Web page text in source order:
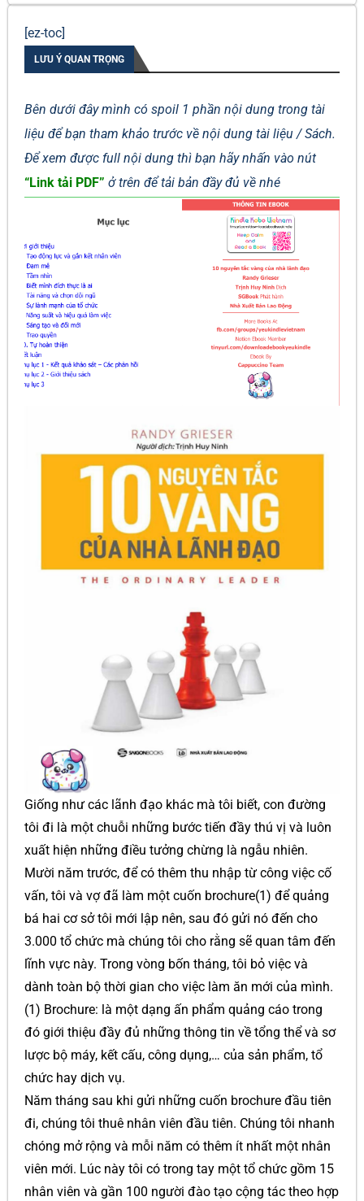
[ez-toc]
LƯU Ý QUAN TRỌNG
Bên dưới đây mình có spoil 1 phần nội dung trong tài
liệu để bạn tham khảo trước về nội dung tài liệu / Sách.
Để xem được full nội dung thì bạn hãy nhấn vào nút
“Link tải PDF” ở trên để tải bản đầy đủ về nhé
Giống như các lãnh đạo khác mà tôi biết, con đường
tôi đi là một chuỗi những bước tiến đầy thú vị và luôn
xuất hiện những điều tưởng chừng là ngẫu nhiên.
Mười năm trước, để có thêm thu nhập từ công việc cố
vấn, tôi và vợ đã làm một cuốn brochure(1) để quảng
bá hai cơ sở tôi mới lập nên, sau đó gửi nó đến cho
3.000 tổ chức mà chúng tôi cho rằng sẽ quan tâm đến
lĩnh vực này. Trong vòng bốn tháng, tôi bỏ việc và
dành toàn bộ thời gian cho việc làm ăn mới của mình.
(1) Brochure: là một dạng ấn phẩm quảng cáo trong
đó giới thiệu đầy đủ những thông tin về tổng thể và sơ
lược bộ máy, kết cấu, công dụng,… của sản phẩm, tổ
chức hay dịch vụ.
Năm tháng sau khi gửi những cuốn brochure đầu tiên
đi, chúng tôi thuê nhân viên đầu tiên. Chúng tôi nhanh
chóng mở rộng và mỗi năm có thêm ít nhất một nhân
viên mới. Lúc này tôi có trong tay một tổ chức gồm 15
nhân viên và gần 100 người đào tạo cộng tác theo hợp